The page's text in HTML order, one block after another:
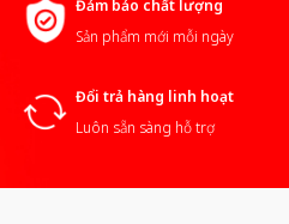
Đảm bảo chất lượng
Sản phẩm mới mỗi ngày
Đổi trả hàng linh hoạt
Luôn sẵn sàng hỗ trợ